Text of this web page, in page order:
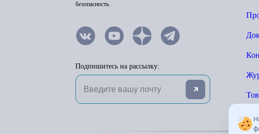
безопасность.
Подпишитесь на рассылку: